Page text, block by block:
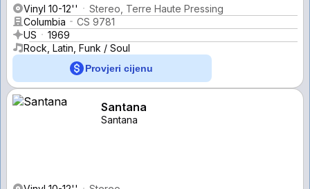
Vinyl 10-12''
Stereo, Terre Haute Pressing
Columbia
CS 9781
US
1969
Rock, Latin, Funk / Soul
Provjeri cijenu
Santana
Santana